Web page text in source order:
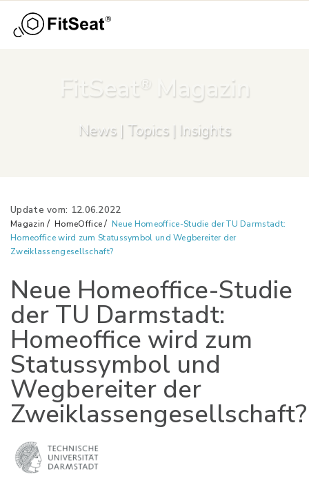
Skip to main content
FitSeat ® Magazin
News | Topics | Insights
Update vom: 12.06.2022
Magazin HomeOffice
Neue Homeoffice-Studie der TU Darmstadt:
Homeoffice wird zum Statussymbol und Wegbereiter der
Zweiklassengesellschaft?
Neue Homeoffice-Studie
der TU Darmstadt:
Homeoffice wird zum
Statussymbol und
Wegbereiter der
Zweiklassengesellschaft?